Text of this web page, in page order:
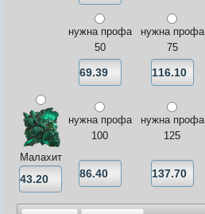
Живые легенды
Мемориальная доска
Шаржи на персонажей Граней
Похождения Пити
ЧитЫр
нужна профа
50
нужна профа
75
Малахит
нужна профа
100
нужна профа
125